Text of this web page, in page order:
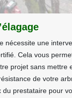
nécessite une
Cela vous
projet sans mettre
de votre
prestataire pour